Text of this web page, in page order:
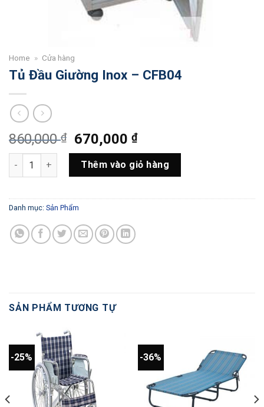
Home » Cửa hàng
Tủ Đầu Giường Inox – CFB04
860,000₫
Giá
gốc
là:
860,000 ₫.
670,000₫Giá
hiện
tại
là:
670,000 ₫.
Tủ Đầu Giường Inox - CFB04 số lượng
Thêm vào giỏ hàng
Danh mục: Sản Phẩm
SẢN PHẨM TƯƠNG TỰ
-25% -36%